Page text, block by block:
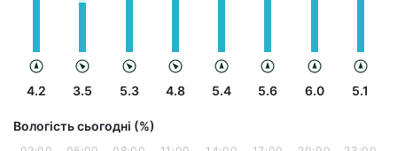
4.2 3.5 5.3 4.8 5.4 5.6 6.0 5.1
Вологість сьогодні (%)